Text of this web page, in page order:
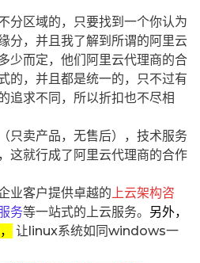
分区域的，只要找到一个你认为
分，并且我了解到所谓的阿里云
少而定，他们阿里云代理商的合
的，并且都是统一的，只不过有
追求不同，所以折扣也不尽相
只卖产品，无售后），技术服务
这就行成了阿里云代理商的合作
业客户提供卓越的 上云架构咨
务等一站式的上云服务。 另外，
让linux系统如同windows一